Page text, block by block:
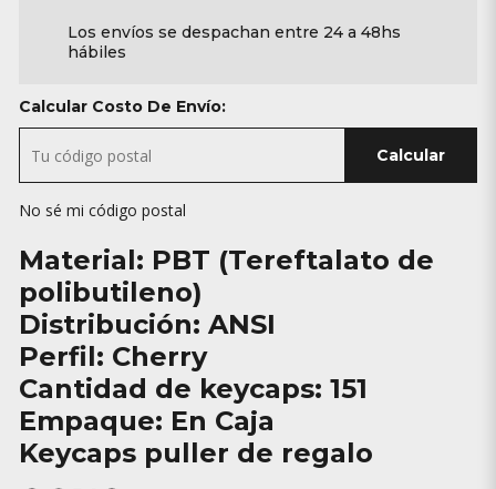
Los envíos se despachan entre 24 a 48hs
hábiles
Calcular Costo De Envío:
Calcular
No sé mi código postal
Material: PBT (Tereftalato de
polibutileno)
Distribución: ANSI
Perfil: Cherry
Cantidad de keycaps: 151
Empaque: En Caja
Keycaps puller de regalo